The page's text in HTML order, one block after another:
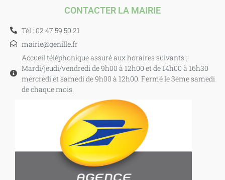
CONTACTER LA MAIRIE
Tél : 02 47 59 50 21
mairie@genille.fr
Accueil téléphonique assuré aux horaires suivants :
Mardi/jeudi/vendredi de 9h00 à 12h00 et de 14h00 à 16h30
mercredi et samedi de 9h00 à 12h00. Fermé le 3ème samedi
de chaque mois.